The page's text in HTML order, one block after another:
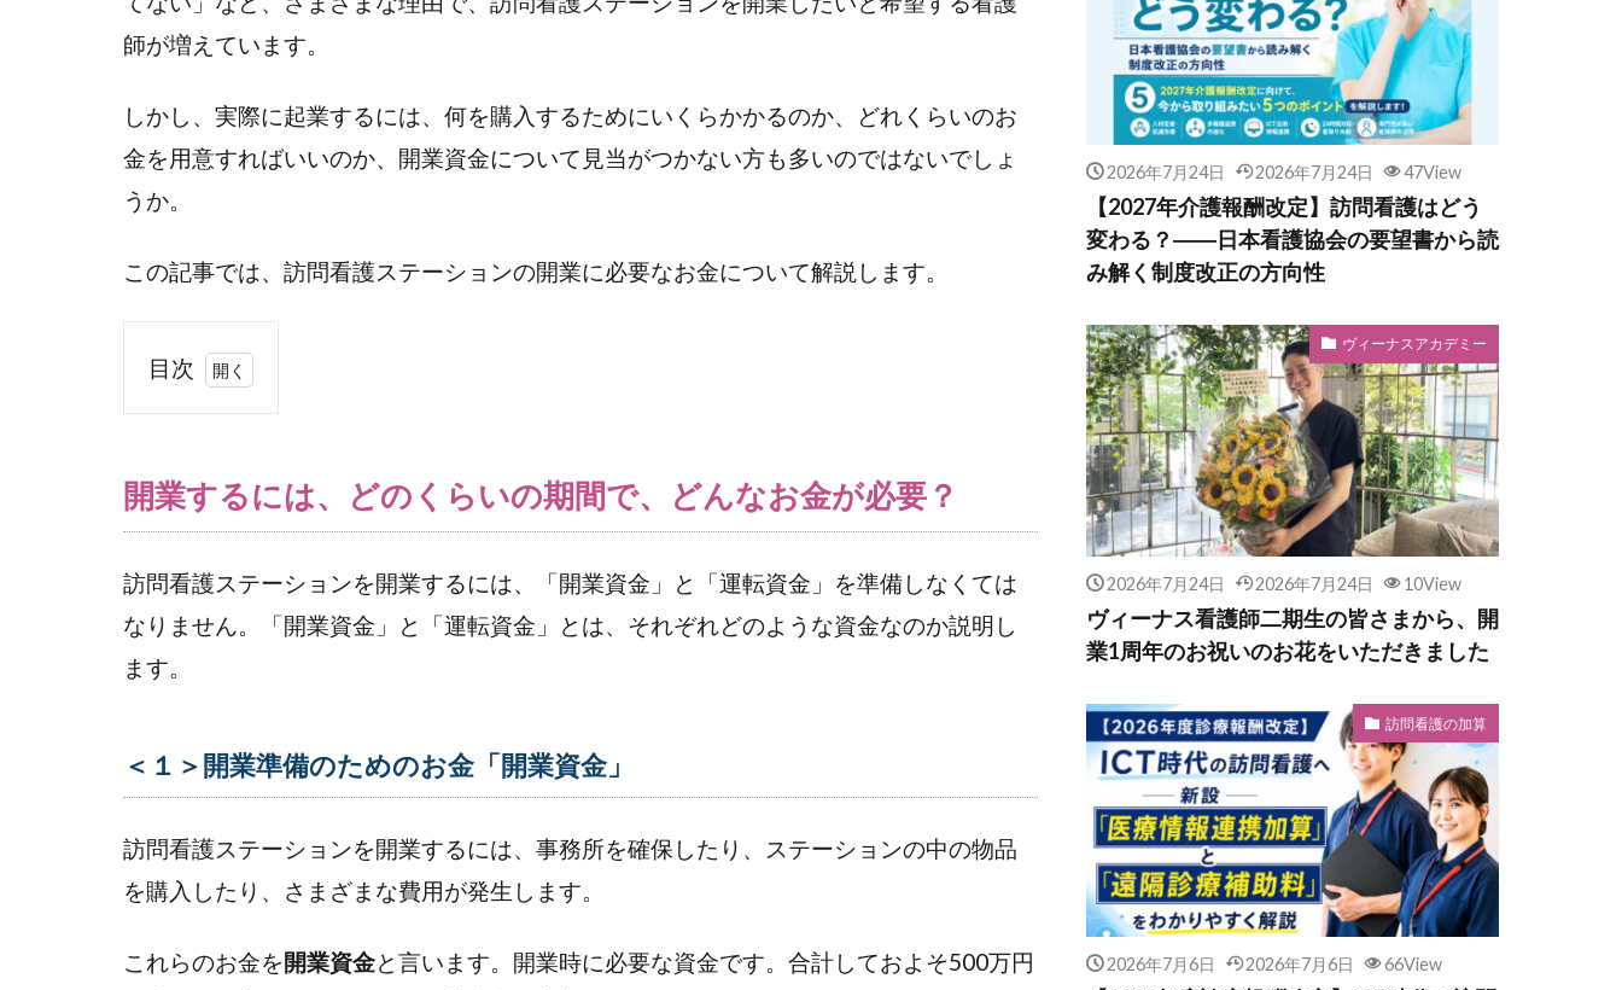
師が増えています。
しかし、実際に起業するには、何を購入するためにいくらかかるのか、どれくらいのお
金を用意すればいいのか、開業資金について見当がつかない方も多いのではないでしょ
うか。
この記事では、訪問看護ステーションの開業に必要なお金について解説します。
目次
1
に
は、
くら
いの
期間
で、
金が
必
要？
1.1
業準
開業するには、どのくらいの期間で、どんなお金が必要？
訪問看護ステーションを開業するには、「開業資金」と「運転資金」を準備しなくては
なりません。「開業資金」と「運転資金」とは、それぞれどのような資金なのか説明し
ます。
＜１＞開業準備のためのお金「開業資金」
訪問看護ステーションを開業するには、事務所を確保したり、ステーションの中の物品
を購入したり、さまざまな費用が発生します。
これらのお金を開業資金と言います。開業時に必要な資金です。合計しておよそ500万円
2026年7月24日 2026年7月24日 47View
【2027年介護報酬改定】訪問看護はどう
変わる？――日本看護協会の要望書から読
み解く制度改正の方向性
ヴィーナスアカデミー
2026年7月24日 2026年7月24日 10View
ヴィーナス看護師二期生の皆さまから、開
業1周年のお祝いのお花をいただきました
訪問看護の加算
2026年7月6日 2026年7月6日 66View